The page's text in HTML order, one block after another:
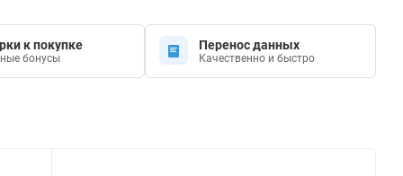
к покупке
бонусы
Перенос данных
Качественно и быстро